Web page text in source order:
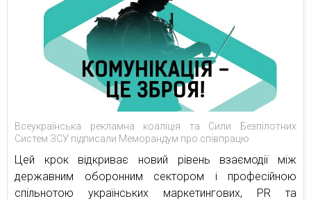
Всеукраїнська рекламна коаліція та Сили Безпілотних
Систем ЗСУ підписали Меморандум про співпрацю
Цей крок відкриває новий рівень взаємодії між
державним оборонним сектором і професійною
спільнотою українських маркетингових, PR та